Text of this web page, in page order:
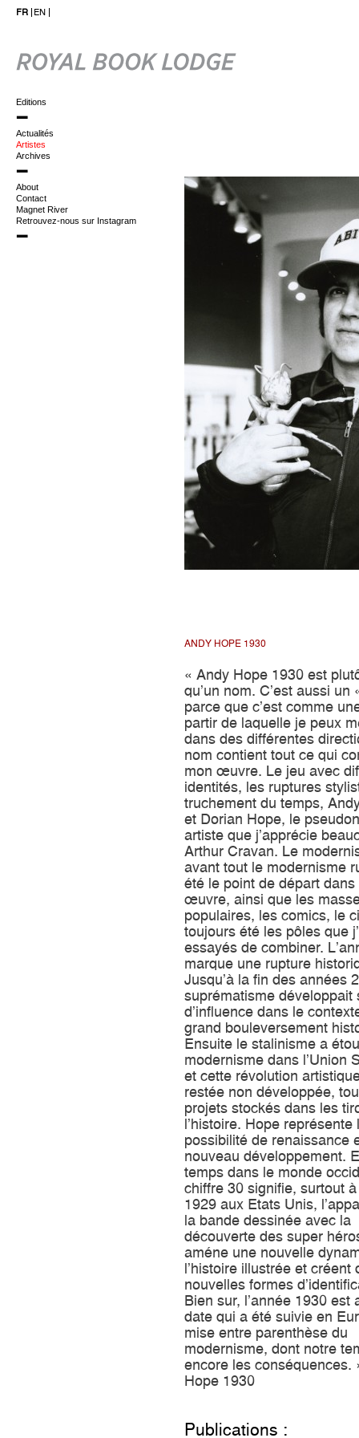
FR EN
Editions
Actualités
Artistes
Archives
About
Contact
Magnet River
Retrouvez-nous sur Instagram
ANDY HOPE 1930
« Andy Hope 1930 est
qu’un nom. C’est aussi un
parce que c’est comme
partir de laquelle je peux
dans des différentes
nom contient tout ce qui
mon œuvre. Le jeu avec
identités, les ruptures
truchement du temps,
et Dorian Hope, le
artiste que j’apprécie
Arthur Cravan. Le
avant tout le modernisme
été le point de départ dans
œuvre, ainsi que les
populaires, les comics, le
toujours été les pôles que
essayés de combiner.
marque une rupture
Jusqu’à la fin des années
suprématisme développait
d’influence dans le
grand bouleversement
Ensuite le stalinisme a
modernisme dans l’Union
et cette révolution
restée non développée,
projets stockés dans les
l’histoire. Hope représente
possibilité de renaissance
nouveau développement.
temps dans le monde
chiffre 30 signifie, surtout
1929 aux Etats Unis,
la bande dessinée avec la
découverte des super
améne une nouvelle
l’histoire illustrée et créent
nouvelles formes
Bien sur, l’année 1930 est
date qui a été suivie en
mise entre parenthèse du
modernisme, dont notre
encore les conséquences.
Hope 1930
Publications :